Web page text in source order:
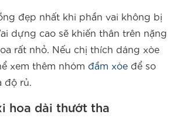
đẹp nhất khi phần vai không bị
dựng cao sẽ khiến thân trên nặng
rất nhỏ. Nếu chị thích dáng xòe
xem thêm nhóm đầm xòe để so
độ rủ.
hoa dài thướt tha